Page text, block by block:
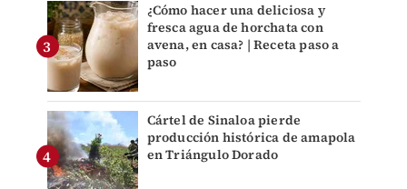
¿Cómo hacer una deliciosa y
fresca agua de horchata con
avena, en casa? | Receta paso a
paso
Cártel de Sinaloa pierde
producción histórica de amapola
en Triángulo Dorado